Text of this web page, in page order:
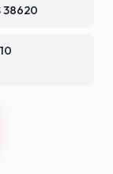
38620